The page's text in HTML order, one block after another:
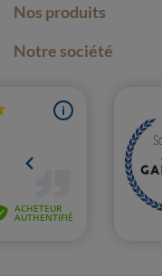
Nos produits
Notre société